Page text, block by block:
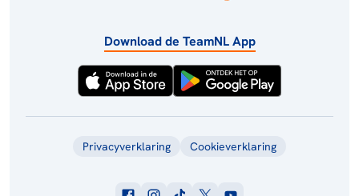
Download de TeamNL App
Privacyverklaring Cookieverklaring